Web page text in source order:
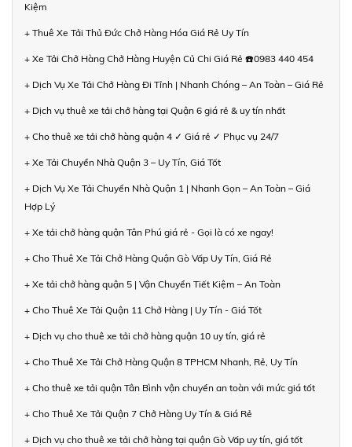
Kiệm
+ Thuê Xe Tải Thủ Đức Chở Hàng Hóa Giá Rẻ Uy Tín
+ Xe Tải Chở Hàng Chở Hàng Huyện Củ Chi Giá Rẻ ☎️0983 440 454
+ Dịch Vụ Xe Tải Chở Hàng Đi Tỉnh | Nhanh Chóng – An Toàn – Giá Rẻ
+ Dịch vụ thuê xe tải chở hàng tại Quận 6 giá rẻ & uy tín nhất
+ Cho thuê xe tải chở hàng quận 4 ✓ Giá rẻ ✓ Phục vụ 24/7
+ Xe Tải Chuyển Nhà Quận 3 – Uy Tín, Giá Tốt
+ Dịch Vụ Xe Tải Chuyển Nhà Quận 1 | Nhanh Gọn – An Toàn – Giá
Hợp Lý
+ Xe tải chở hàng quận Tân Phú giá rẻ - Gọi là có xe ngay!
+ Cho Thuê Xe Tải Chở Hàng Quận Gò Vấp Uy Tín, Giá Rẻ
+ Xe tải chở hàng quận 5 | Vận Chuyển Tiết Kiệm – An Toàn
+ Cho Thuê Xe Tải Quận 11 Chở Hàng | Uy Tín - Giá Tốt
+ Dịch vụ cho thuê xe tải chở hàng quận 10 uy tín, giá rẻ
+ Cho Thuê Xe Tải Chở Hàng Quận 8 TPHCM Nhanh, Rẻ, Uy Tín
+ Cho thuê xe tải quận Tân Bình vận chuyển an toàn với mức giá tốt
+ Cho Thuê Xe Tải Quận 7 Chở Hàng Uy Tín & Giá Rẻ
+ Dịch vụ cho thuê xe tải chở hàng tại quận Gò Vấp uy tín, giá tốt